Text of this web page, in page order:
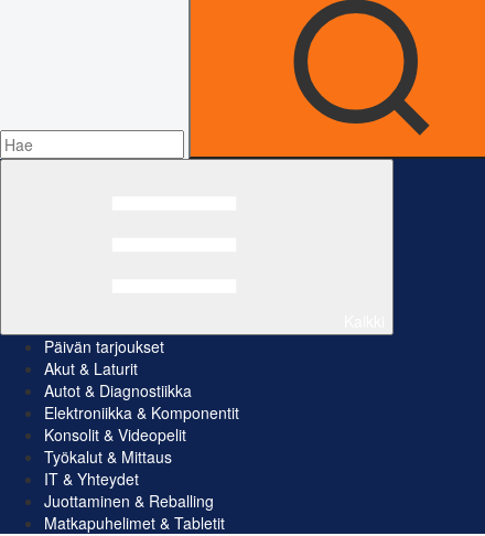
Päivän tarjoukset
Akut & Laturit
Autot & Diagnostiikka
Elektroniikka & Komponentit
Konsolit & Videopelit
Työkalut & Mittaus
IT & Yhteydet
Juottaminen & Reballing
Matkapuhelimet & Tabletit